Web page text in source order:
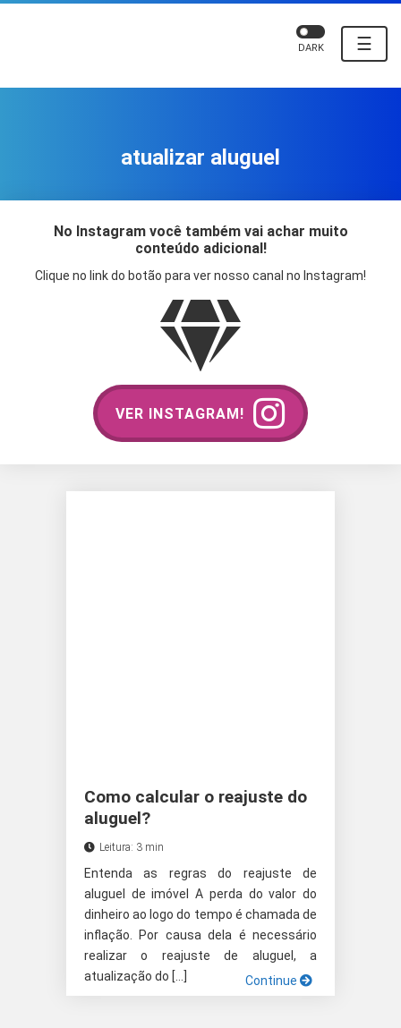
☰
DARK
atualizar aluguel
No Instagram você também vai achar muito
conteúdo adicional!
Clique no link do botão para ver nosso canal no Instagram!
VER INSTAGRAM!
Como calcular o reajuste do
aluguel?
Leitura: 3 min
Entenda as regras do reajuste de
aluguel de imóvel A perda do valor do
dinheiro ao logo do tempo é chamada de
inflação. Por causa dela é necessário
realizar o reajuste de aluguel, a
atualização do […]
Continue